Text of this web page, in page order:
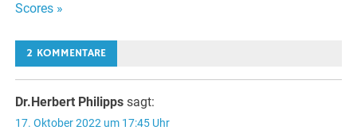
Scores »
2 KOMMENTARE
Dr.Herbert Philipps sagt:
17. Oktober 2022 um 17:45 Uhr